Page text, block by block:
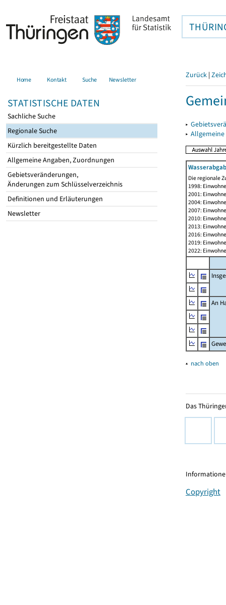
Home Kontakt Suche Newsletter
STATISTISCHE DATEN
Sachliche Suche
Regionale Suche
Kürzlich bereitgestellte Daten
Allgemeine Angaben, Zuordnungen
Gebietsveränderungen,
Änderungen zum Schlüsselverzeichnis
Definitionen und Erläuterungen
Newsletter
Zurück |
▸
▸
Die regionale
1998:
2001:
2004:
2007:
2010:
2013:
2016:
2019:
2022:
An
▴ nach oben
Das
Copyright